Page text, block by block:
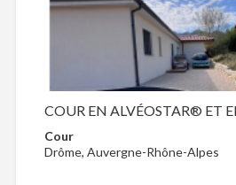
COUR EN ALVÉOSTAR® ET
Cour
Drôme, Auvergne-Rhône-Alpes